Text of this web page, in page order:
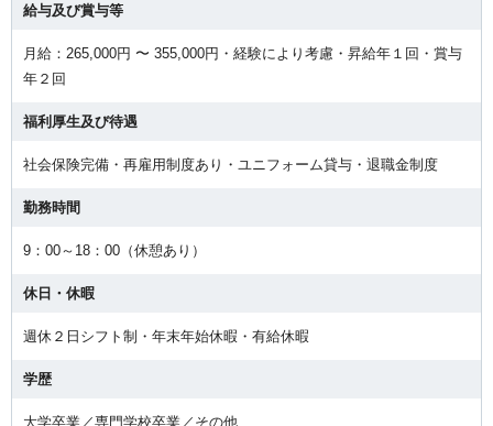
給与及び賞与等
月給：265,000円 〜 355,000円・経験により考慮・昇給年１回・賞与
年２回
福利厚生及び待遇
社会保険完備・再雇用制度あり・ユニフォーム貸与・退職金制度
勤務時間
9：00～18：00（休憩あり）
休日・休暇
週休２日シフト制・年末年始休暇・有給休暇
学歴
大学卒業／専門学校卒業／その他